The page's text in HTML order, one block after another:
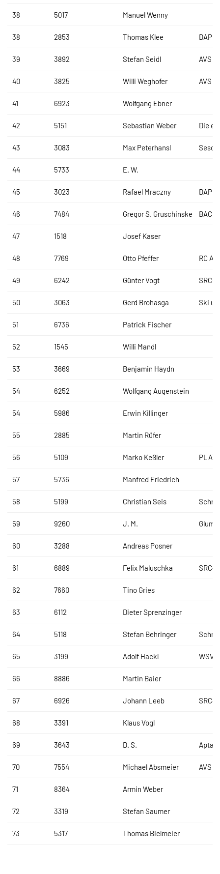
38 5017 Manuel Wenny
38 2853 Thomas Klee DAP
39 3892 Stefan Seidl AVS
40 3825 Willi Weghofer AVS
41 6923 Wolfgang Ebner
42 5151 Sebastian Weber Die
43 3083 Max Peterhansl
44 5733 E. W.
45 3023 Rafael Mraczny DAP
46 7484 Gregor S. Gruschinske
47 1518 Josef Kaser
48 7769 Otto Pfeffer RC
49 6242 Günter Vogt SRC-
50 3063 Gerd Brohasga Ski
51 6736 Patrick Fischer
52 1545 Willi Mandl
53 3669 Benjamin Haydn
54 6252 Wolfgang Augenstein
54 5986 Erwin Killinger
55 2885 Martin Rüfer
56 5109 Marko Keßler
57 5736 Manfred Friedrich
58 5199 Christian Seis
59 9260 J. M.
60 3288 Andreas Posner
61 6889 Felix Maluschka SRC-
62 7660 Tino Gries
63 6112 Dieter Sprenzinger
64 5118 Stefan Behringer
65 3199 Adolf Hackl WSV
66 8886 Martin Baier
67 6926 Johann Leeb SRC-
68 3391 Klaus Vogl
69 3643 D. S. Aptar
70 7554 Michael Absmeier AVS
71 8364 Armin Weber
72 3319 Stefan Saumer
73 5317 Thomas Bielmeier